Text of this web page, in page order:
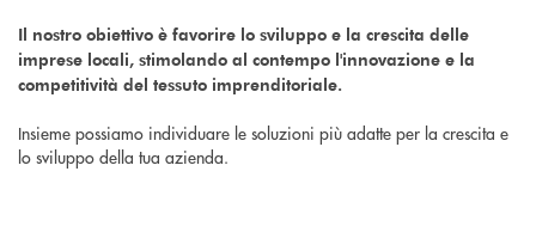
Il nostro obiettivo è favorire lo sviluppo e la crescita delle
imprese locali, stimolando al contempo l'innovazione e la
competitività del tessuto imprenditoriale.
Insieme possiamo individuare le soluzioni più adatte per la crescita e
lo sviluppo della tua azienda.